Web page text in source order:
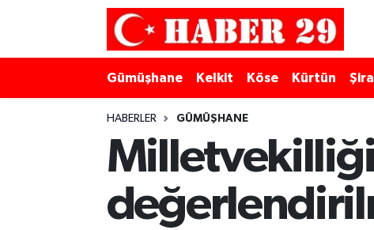
Gümüşhane Kelkit Köse Kürtün
HABERLER GÜMÜŞHANE
Milletvekilliği
Merkez Hava Durumu
Merkez Trafik Yoğunluk Haritası
Süper Lig Puan Durumu ve Fikstür
Son Dakika Haberleri